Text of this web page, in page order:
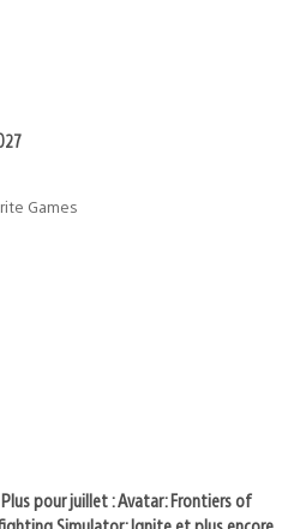
Games
pour juillet : Avatar: Frontiers of